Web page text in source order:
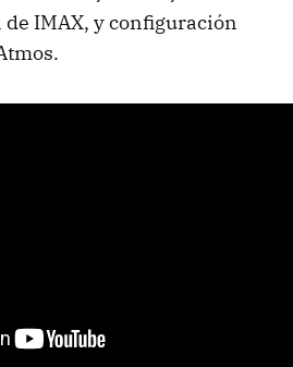
de IMAX, y configuración